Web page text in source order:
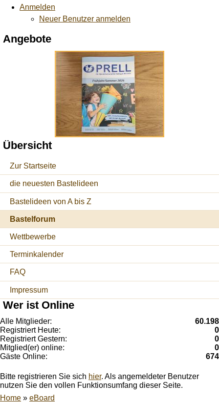
Anmelden
Neuer Benutzer anmelden
Angebote
Übersicht
Zur Startseite
die neuesten Bastelideen
Bastelideen von A bis Z
Bastelforum
Wettbewerbe
Terminkalender
FAQ
Impressum
Wer ist Online
Alle Mitglieder:
60.198
Registriert Heute:
0
Registriert Gestern:
0
Mitglied(er) online:
0
Gäste Online:
674
Bitte registrieren Sie sich hier. Als angemeldeter Benutzer
nutzen Sie den vollen Funktionsumfang dieser Seite.
Home » eBoard